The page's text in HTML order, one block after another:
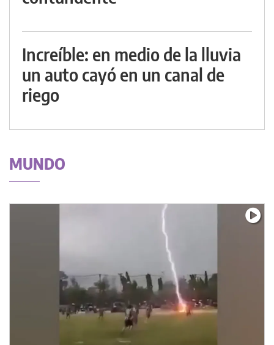
Increíble: en medio de la lluvia
un auto cayó en un canal de
riego
MUNDO